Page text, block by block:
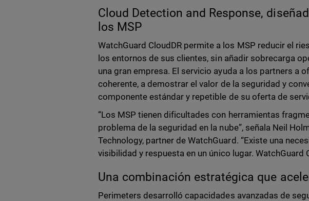
Cloud Detection and Response,
los MSP
WatchGuard CloudDR permite a los MSP reducir el
los entornos de sus clientes, sin añadir sobrecarga
una gran empresa. El servicio ayuda a los partners a
coherente, a demostrar el valor de la seguridad y
componente estándar y repetible de su oferta de
“Los MSP tienen dificultades con herramientas
problema de la seguridad en la nube”, señala Neil
Technology, partner de WatchGuard. “Existe una
visibilidad y respuesta en un único lugar. WatchGuard
Una combinación estratégica que
Perimeters desarrolló capacidades avanzadas de